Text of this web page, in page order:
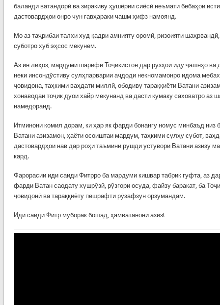
баланди ватандорӣ ва зиракиву ҳушёрии сиёсӣ неъмати бебаҳои
дастовардҳои онро чун гавҳараки чашм ҳифз намоянд.
Мо аз таҷрибаи талхи худ қадри амнияту оромӣ, ризоияти
суботро хуб эҳсос мекунем.
Аз ин лиҳоз, мардуми шарифи Тоҷикистон дар рӯзҳои иду ҷашнҳо ва
неки инсондӯстиву сулҳпарварии аҷдоди некномамонро идома
ҷовидона, таҳкими ваҳдати миллӣ, ободиву тараққиёти Ватани
хонаводаи тоҷик дуои хайр мекунанд ва дасти кумаку саховатро аз
намедоранд.
Итминони комил дорам, ки ҳар як фарди бонангу номус минбаъд низ
Ватани азизамон, ҳаёти осоиштаи мардум, таҳкими сулҳу субот,
дастовардҳои нав дар роҳи таъмини рушди устувори Ватани азизу
кард.
Фарорасии иди саиди Фитр­ро ба мардуми кишвар табрик гуфта, аз
фарди Ватан саодату хушрӯзӣ, рӯзгори осуда, файзу баракат, ба
ҷовидонӣ ва тараққиёту пешрафти рӯзафзун орзумандам.
Иди саиди Фитр муборак бошад, ҳамватанони азиз!